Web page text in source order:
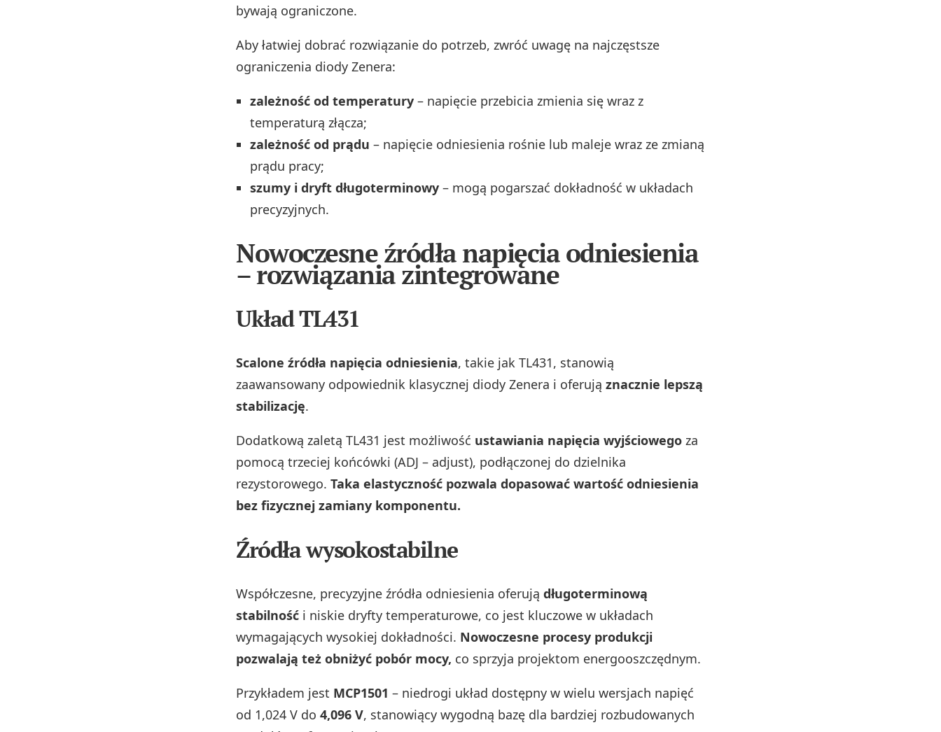
bywają ograniczone.
Aby łatwiej dobrać rozwiązanie do potrzeb, zwróć uwagę na najczęstsze
ograniczenia diody Zenera:
zależność od temperatury – napięcie przebicia zmienia się wraz z
temperaturą złącza;
zależność od prądu – napięcie odniesienia rośnie lub maleje wraz ze zmianą
prądu pracy;
szumy i dryft długoterminowy – mogą pogarszać dokładność w układach
precyzyjnych.
Nowoczesne źródła napięcia odniesienia
– rozwiązania zintegrowane
Układ TL431
Scalone źródła napięcia odniesienia, takie jak TL431, stanowią
zaawansowany odpowiednik klasycznej diody Zenera i oferują znacznie lepszą
stabilizację.
Dodatkową zaletą TL431 jest możliwość ustawiania napięcia wyjściowego za
pomocą trzeciej końcówki (ADJ – adjust), podłączonej do dzielnika
rezystorowego. Taka elastyczność pozwala dopasować wartość odniesienia
bez fizycznej zamiany komponentu.
Źródła wysokostabilne
Współczesne, precyzyjne źródła odniesienia oferują długoterminową
stabilność i niskie dryfty temperaturowe, co jest kluczowe w układach
wymagających wysokiej dokładności. Nowoczesne procesy produkcji
pozwalają też obniżyć pobór mocy, co sprzyja projektom energooszczędnym.
Przykładem jest MCP1501 – niedrogi układ dostępny w wielu wersjach napięć
od 1,024 V do 4,096 V, stanowiący wygodną bazę dla bardziej rozbudowanych